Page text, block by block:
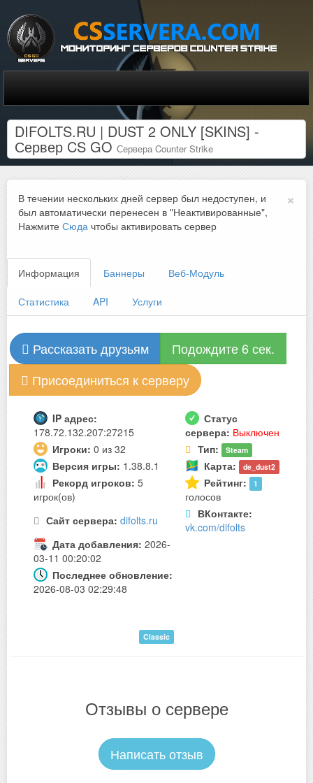
DIFOLTS.RU | DUST 2 ONLY [SKINS] -
Сервер CS GO Сервера Counter Strike
×
В течении нескольких дней сервер был недоступен, и
был автоматически перенесен в "Неактивированные",
Нажмите Сюда чтобы активировать сервер
Информация Баннеры Веб-Модуль
Статистика API Услуги
Рассказать друзьям
Подождите 6 сек.
Присоединиться к серверу
IP адрес:
178.72.132.207:27215
Статус
сервера: Выключен
Игроки: 0 из 32 Тип: Steam
Версия игры: 1.38.8.1 Карта: de_dust2
Рекорд игроков: 5
игрок(ов)
Рейтинг: 1
голосов
Сайт сервера: difolts.ru
ВКонтакте:
vk.com/difolts
Дата добавления: 2026-
03-11 00:20:02
Последнее обновление:
2026-08-03 02:29:48
Classic
Отзывы о сервере
Написать отзыв